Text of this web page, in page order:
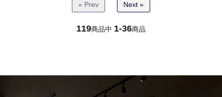
« Prev Next »
119商品中 1-36商品
oddment